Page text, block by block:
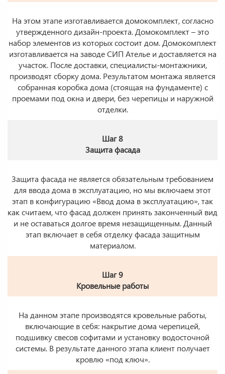
На этом этапе изготавливается домокомплект, согласно
утвержденного дизайн-проекта. Домокомплект – это
набор элементов из которых состоит дом. Домокомплект
изготавливается на заводе СИП Ателье и доставляется на
участок. После доставки, специалисты-монтажники,
производят сборку дома. Результатом монтажа является
собранная коробка дома (стоящая на фундаменте) с
проемами под окна и двери, без черепицы и наружной
отделки.
Шаг 8
Защита фасада
Защита фасада не является обязательным требованием
для ввода дома в эксплуатацию, но мы включаем этот
этап в конфигурацию «Ввод дома в эксплуатацию», так
как считаем, что фасад должен принять законченный вид
и не оставаться долгое время незащищенным. Данный
этап включает в себя отделку фасада защитным
материалом.
Шаг 9
Кровельные работы
На данном этапе производятся кровельные работы,
включающие в себя: накрытие дома черепицей,
подшивку свесов софитами и установку водосточной
системы. В результате данного этапа клиент получает
кровлю «под ключ».